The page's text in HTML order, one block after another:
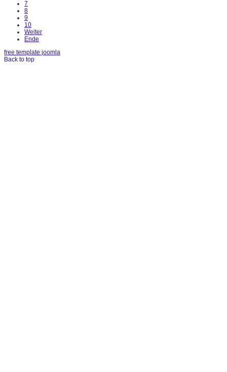
7
8
9
10
Weiter
Ende
free template joomla
Back to top